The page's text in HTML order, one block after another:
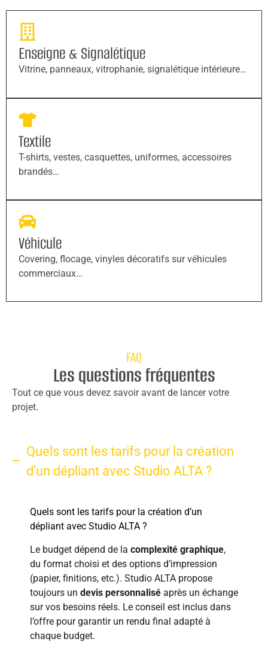
Enseigne & Signalétique
Vitrine, panneaux, vitrophanie, signalétique intérieure…
Textile
T-shirts, vestes, casquettes, uniformes, accessoires
brandés…
Véhicule
Covering, flocage, vinyles décoratifs sur véhicules
commerciaux…
FAQ
Les questions fréquentes
Tout ce que vous devez savoir avant de lancer votre
projet.
Quels sont les tarifs pour la création
d’un dépliant avec Studio ALTA ?
Quels sont les tarifs pour la création d’un
dépliant avec Studio ALTA ?
Le budget dépend de la complexité graphique,
du format choisi et des options d’impression
(papier, finitions, etc.). Studio ALTA propose
toujours un devis personnalisé après un échange
sur vos besoins réels. Le conseil est inclus dans
l’offre pour garantir un rendu final adapté à
chaque budget.